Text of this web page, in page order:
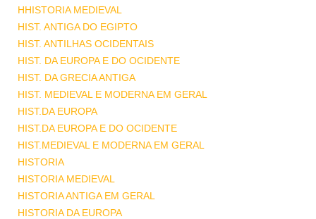
HHISTORIA MEDIEVAL
HIST. ANTIGA DO EGIPTO
HIST. ANTILHAS OCIDENTAIS
HIST. DA EUROPA E DO OCIDENTE
HIST. DA GRECIA ANTIGA
HIST. MEDIEVAL E MODERNA EM GERAL
HIST.DA EUROPA
HIST.DA EUROPA E DO OCIDENTE
HIST.MEDIEVAL E MODERNA EM GERAL
HISTORIA
HISTORIA MEDIEVAL
HISTORIA ANTIGA EM GERAL
HISTORIA DA EUROPA